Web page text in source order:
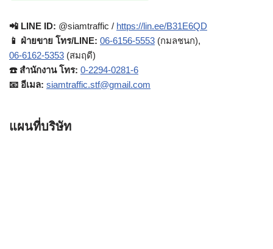
📲 LINE ID: @siamtraffic / https://lin.ee/B31E6QD
📱 ฝ่ายขาย โทร/LINE: 06-6156-5553 (กมลชนก),
06-6162-5353 (สมฤดี)
☎️ สำนักงาน โทร: 0-2294-0281-6
📧 อีเมล: siamtraffic.stf@gmail.com
แผนที่บริษัท